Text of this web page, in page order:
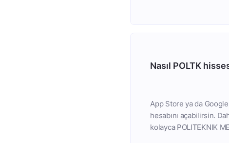
Nasıl POLTK
App Store ya da
hesabını açabilirsin.
kolayca POLITEKNIK